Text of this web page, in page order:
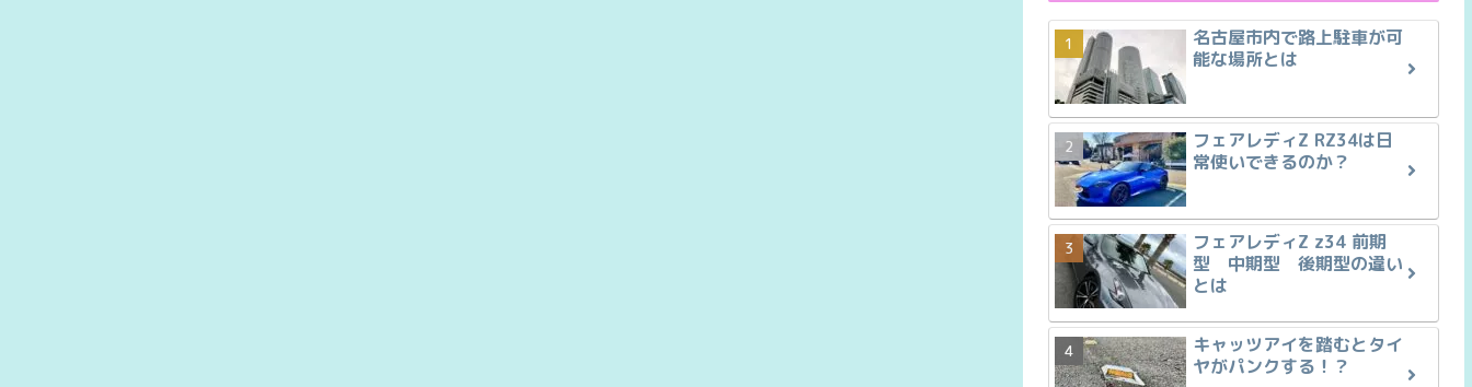
名古屋市内で路上駐車が可
能な場所とは
フェアレディZ RZ34は日
常使いできるのか？
フェアレディZ z34 前期
型 中期型 後期型の違い
とは
キャッツアイを踏むとタイ
ヤがパンクする！？